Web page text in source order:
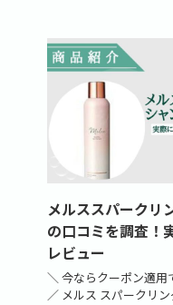
メルススパークリ
の口コミを調査！
レビュー
＼ 今ならクーポン適
／ メルス スパークリ